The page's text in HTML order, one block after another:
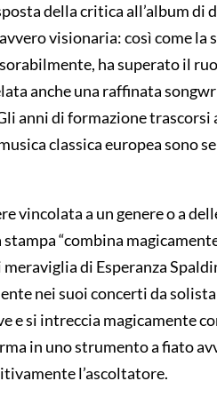
della critica all’album
visionaria: così come la
ha superato il
anche una raffinata
anni di formazione trascorsi
classica europea sono
vincolata a un genere o a
“combina
di Esperanza
nei suoi concerti da
e si intreccia magicamente
in uno strumento a fiato
l’ascoltatore.